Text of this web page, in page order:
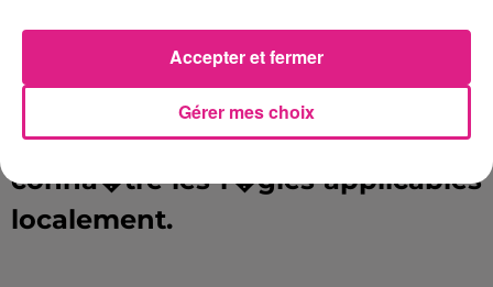
Ainsi, les particuliers qui
souhaitent vendre du muguet
sont invit�s � se renseigner
aupr�s de leur�mairie afin de
conna�tre les r�gles applicables
localement.
Gérer mes choix
Accepter et fermer